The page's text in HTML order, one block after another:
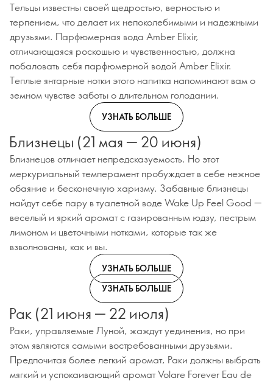
Тельцы известны своей щедростью, верностью и
терпением, что делает их непоколебимыми и надежными
друзьями. Парфюмерная вода Amber Elixir,
отличающаяся роскошью и чувственностью, должна
побаловать себя парфюмерной водой Amber Elixir.
Теплые янтарные нотки этого напитка напоминают вам о
земном чувстве заботы о длительном голодании.
УЗНАТЬ БОЛЬШЕ
Близнецы (21 мая — 20 июня)
Близнецов отличает непредсказуемость. Но этот
меркуриальный темперамент пробуждает в себе нежное
обаяние и бесконечную харизму. Забавные близнецы
найдут себе пару в туалетной воде Wake Up Feel Good —
веселый и яркий аромат с газированным юдзу, пестрым
лимоном и цветочными нотками, которые так же
взволнованы, как и вы.
УЗНАТЬ БОЛЬШЕ
УЗНАТЬ БОЛЬШЕ
Рак (21 июня — 22 июля)
Раки, управляемые Луной, жаждут уединения, но при
этом являются самыми востребованными друзьями.
Предпочитая более легкий аромат, Раки должны выбрать
мягкий и успокаивающий аромат Volare Forever Eau de